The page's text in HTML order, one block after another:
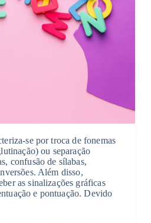
se por troca de fonemas
ou separação
confusão de sílabas,
Além disso,
as sinalizações gráficas
e pontuação. Devido